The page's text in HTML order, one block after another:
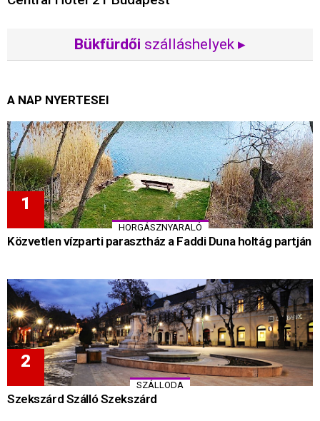
Bükfürdői szálláshelyek ▸
A NAP NYERTESEI
HORGÁSZNYARALÓ
Közvetlen vízparti parasztház a Faddi Duna holtág partján
SZÁLLODA
Szekszárd Szálló Szekszárd